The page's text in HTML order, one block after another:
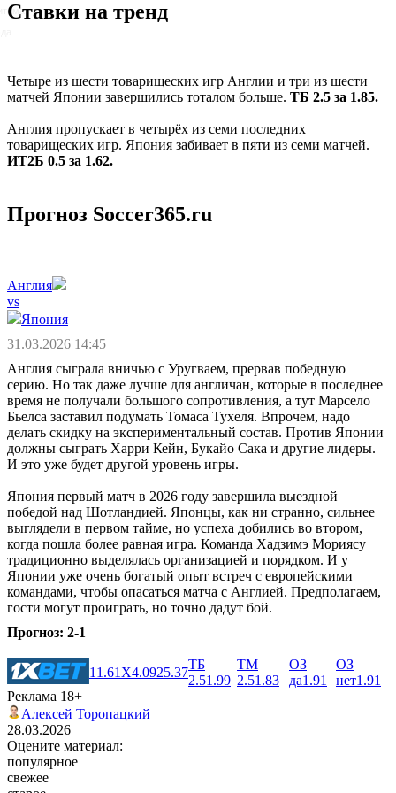
Ставки на тренд
Четыре из шести товарищеских игр Англии и три из шести
матчей Японии завершились тоталом больше. ТБ 2.5 за 1.85.
Англия пропускает в четырёх из семи последних
товарищеских игр. Япония забивает в пяти из семи матчей.
ИТ2Б 0.5 за 1.62.
Прогноз Soccer365.ru
Англия
vs
Япония
31.03.2026 14:45
Англия сыграла вничью с Уругваем, прервав победную
серию. Но так даже лучше для англичан, которые в последнее
время не получали большого сопротивления, а тут Марсело
Бьелса заставил подумать Томаса Тухеля. Впрочем, надо
делать скидку на экспериментальный состав. Против Японии
должны сыграть Харри Кейн, Букайо Сака и другие лидеры.
И это уже будет другой уровень игры.
Япония первый матч в 2026 году завершила выездной
победой над Шотландией. Японцы, как ни странно, сильнее
выглядели в первом тайме, но успеха добились во втором,
когда пошла более равная игра. Команда Хадзимэ Мориясу
традиционно выделялась организацией и порядком. И у
Японии уже очень богатый опыт встреч с европейскими
командами, чтобы опасаться матча с Англией. Предполагаем,
гости могут проиграть, но точно дадут бой.
Прогноз: 2-1
1 1.61 X4.0925.37
ТБ
2.51.99
ТМ
2.51.83
ОЗ
да1.91
ОЗ
нет1.91
Реклама 18+
Алексей Торопацкий
28.03.2026
Оцените материал:
популярное
свежее